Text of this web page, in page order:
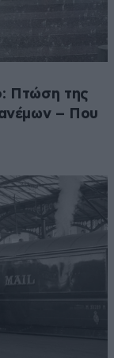
Πτώση της
– Που